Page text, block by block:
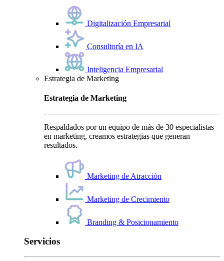
Digitalización Empresarial
Consultoría en IA
Inteligencia Empresarial
Estrategia de Marketing
Estrategia de Marketing
Respaldados por un equipo de más de 30 especialistas
en marketing, creamos estrategias que generan
resultados.
Marketing de Atracción
Marketing de Crecimiento
Branding & Posicionamiento
Servicios